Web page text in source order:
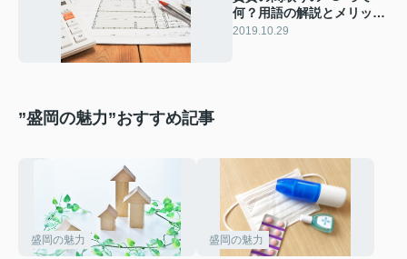
何？用語の解説とメリット
のお話
2019.10.29
”盛岡の魅力”おすすめ記事
盛岡の魅力 盛岡の魅力